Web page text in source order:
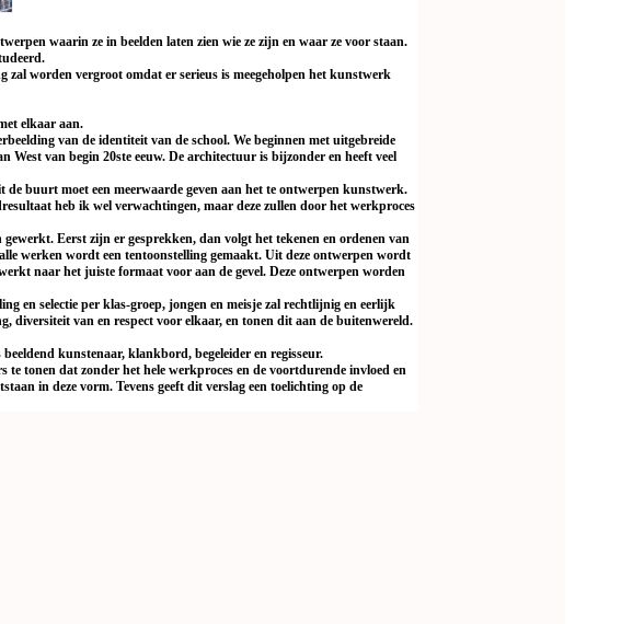
waarin ze in beelden laten zien wie ze zijn en waar ze voor staan.
zal worden vergroot omdat er serieus is meegeholpen het kunstwerk
elkaar aan.
van de identiteit van de school. We beginnen met uitgebreide
van begin 20ste eeuw. De architectuur is bijzonder en heeft veel
buurt moet een meerwaarde geven aan het te ontwerpen kunstwerk.
heb ik wel verwachtingen, maar deze zullen door het werkproces
Eerst zijn er gesprekken, dan volgt het tekenen en ordenen van
werken wordt een tentoonstelling gemaakt. Uit deze ontwerpen wordt
naar het juiste formaat voor aan de gevel. Deze ontwerpen worden
en selectie per klas-groep, jongen en meisje zal rechtlijnig en eerlijk
diversiteit van en respect voor elkaar, en tonen dit aan de buitenwereld.
kunstenaar, klankbord, begeleider en regisseur.
tonen dat zonder het hele werkproces en de voortdurende invloed en
in deze vorm. Tevens geeft dit verslag een toelichting op de